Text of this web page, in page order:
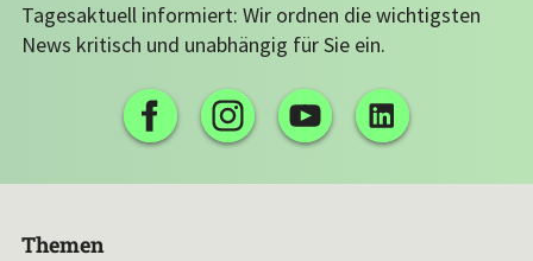
Tagesaktuell informiert: Wir ordnen die wichtigsten
News kritisch und unabhängig für Sie ein.
Themen